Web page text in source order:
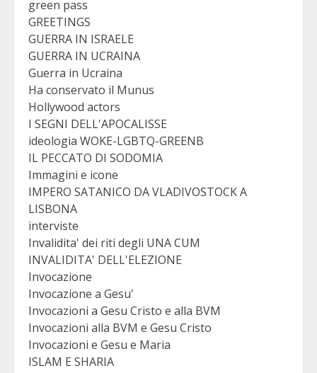
green pass
GREETINGS
GUERRA IN ISRAELE
GUERRA IN UCRAINA
Guerra in Ucraina
Ha conservato il Munus
Hollywood actors
I SEGNI DELL'APOCALISSE
ideologia WOKE-LGBTQ-GREENB
IL PECCATO DI SODOMIA
Immagini e icone
IMPERO SATANICO DA VLADIVOSTOCK A
LISBONA
interviste
Invalidita' dei riti degli UNA CUM
INVALIDITA' DELL'ELEZIONE
Invocazione
Invocazione a Gesu'
Invocazioni a Gesu Cristo e alla BVM
Invocazioni alla BVM e Gesu Cristo
Invocazioni e Gesu e Maria
ISLAM E SHARIA